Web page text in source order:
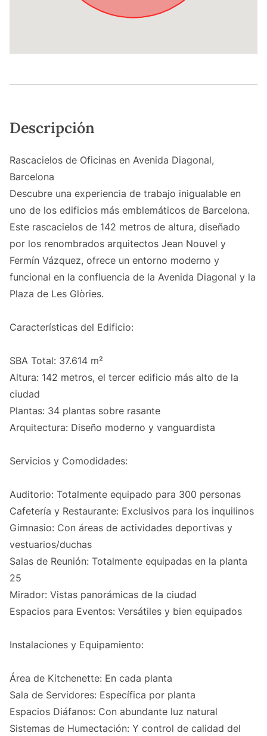
Descripción
Rascacielos de Oficinas en Avenida Diagonal,
Barcelona
Descubre una experiencia de trabajo inigualable en
uno de los edificios más emblemáticos de Barcelona.
Este rascacielos de 142 metros de altura, diseñado
por los renombrados arquitectos Jean Nouvel y
Fermín Vázquez, ofrece un entorno moderno y
funcional en la confluencia de la Avenida Diagonal y la
Plaza de Les Glòries.
Características del Edificio:
SBA Total: 37.614 m²
Altura: 142 metros, el tercer edificio más alto de la
ciudad
Plantas: 34 plantas sobre rasante
Arquitectura: Diseño moderno y vanguardista
Servicios y Comodidades:
Auditorio: Totalmente equipado para 300 personas
Cafetería y Restaurante: Exclusivos para los inquilinos
Gimnasio: Con áreas de actividades deportivas y
vestuarios/duchas
Salas de Reunión: Totalmente equipadas en la planta
25
Mirador: Vistas panorámicas de la ciudad
Espacios para Eventos: Versátiles y bien equipados
Instalaciones y Equipamiento:
Área de Kitchenette: En cada planta
Sala de Servidores: Específica por planta
Espacios Diáfanos: Con abundante luz natural
Sistemas de Humectación: Y control de calidad del